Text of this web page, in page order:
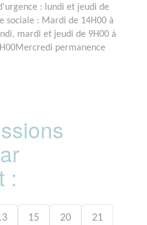
: lundi et jeudi de
sociale : Mardi de 14H00 à
mardi et jeudi de 9H00 à
permanence
:
15 20 21